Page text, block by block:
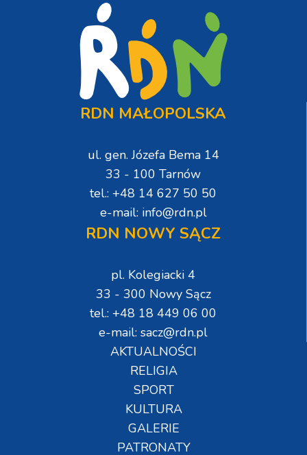
RDN MAŁOPOLSKA
ul. gen. Józefa Bema 14
33 - 100 Tarnów
tel.: +48 14 627 50 50
e-mail: info@rdn.pl
RDN NOWY SĄCZ
pl. Kolegiacki 4
33 - 300 Nowy Sącz
tel.: +48 18 449 06 00
e-mail: sacz@rdn.pl
AKTUALNOŚCI
RELIGIA
SPORT
KULTURA
GALERIE
PATRONATY